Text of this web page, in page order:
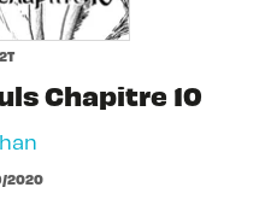
Chapitre 10
2020